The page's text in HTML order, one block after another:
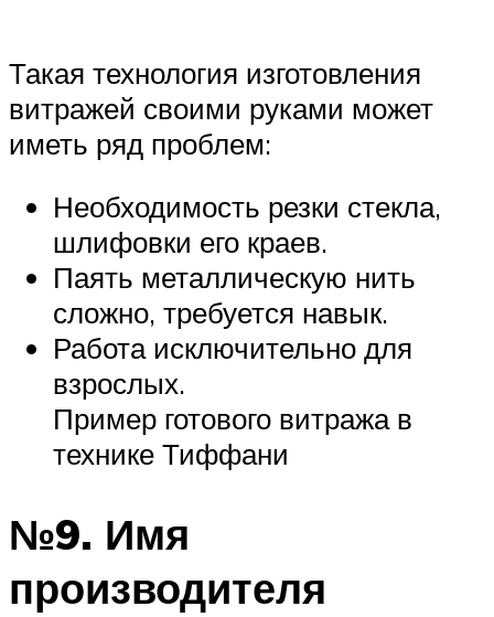
Такая технология изготовления
витражей своими руками может
иметь ряд проблем:
Необходимость резки стекла,
шлифовки его краев.
Паять металлическую нить
сложно, требуется навык.
Работа исключительно для
взрослых.
Пример готового витража в
технике Тиффани
№9. Имя
производителя